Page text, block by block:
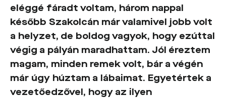
eléggé fáradt voltam, három nappal
később Szakolcán már valamivel jobb volt
a helyzet, de boldog vagyok, hogy ezúttal
végig a pályán maradhattam. Jól éreztem
magam, minden remek volt, bár a végén
már úgy húztam a lábaimat. Egyetértek a
vezetőedzővel, hogy az ilyen